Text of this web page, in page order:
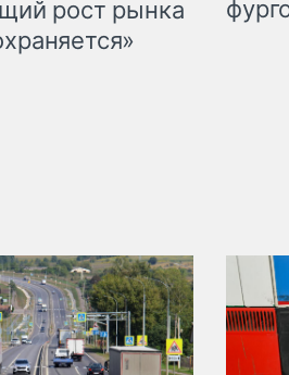
рост рынка